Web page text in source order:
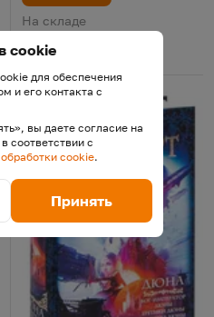
На складе
cookie
для обеспечения
и его контакта с
вы даете согласие на
соответствии с
cookie.
Принять